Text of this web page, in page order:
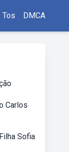
Tos DMCA
Carlos
Sofia